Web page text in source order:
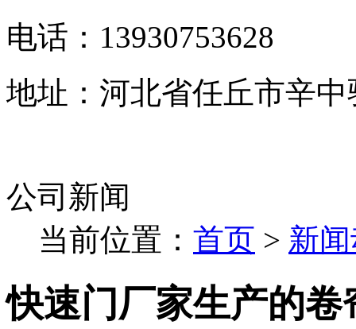
电话：13930753628
地址：河北省任丘市辛
公司新闻
当前位置： 首页 > 新
快速门厂家生产的